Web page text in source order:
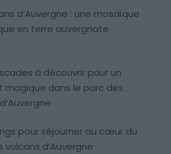
d’Auvergne : une mosaïque
en terre auvergnate
à découvrir pour un
magique dans le parc des
pour séjourner au cœur du
volcans d’Auvergne